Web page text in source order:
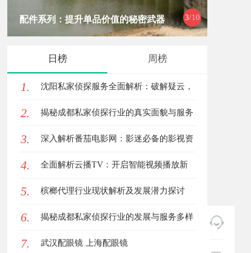
3/10
配件系列：提升单品价值的秘密武器
日榜 周榜
1. 沈阳私家侦探服务全面解析：破解疑云，
守护真相的专家助力
2. 揭秘成都私家侦探行业的真实面貌与服务
价值
3. 深入解析番茄电影网：影迷必备的影视资
源平台详解与使用指南
4. 全面解析云播TV：开启智能视频播放新
时代的利器
5. 槟榔代理行业现状解析及发展潜力探讨
6. 揭秘成都私家侦探行业的发展与服务多样
性解析
7. 武汉配眼镜 上海配眼镜